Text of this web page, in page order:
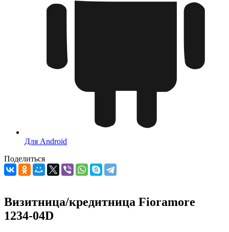
Для Android
Поделиться
Визитница/кредитница Fioramore
1234-04D